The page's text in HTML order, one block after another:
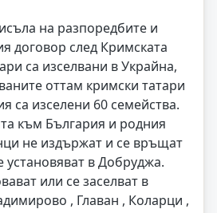
на разпоредбите и
договор след Кримската
са изселвани в Украйна,
оттам кримски татари
са изселени 60 семейства.
към България и родния
не издържат и се връщат
установяват в Добруджа.
или се заселват в
, Главан , Коларци ,